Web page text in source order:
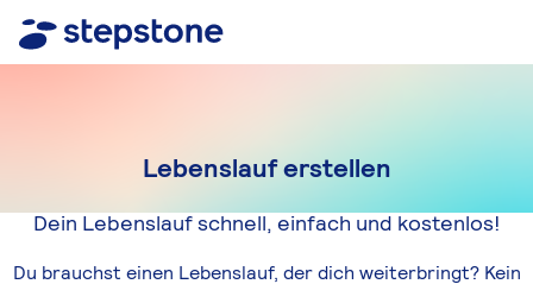
Lebenslauf erstellen
Dein Lebenslauf schnell, einfach und kostenlos!
Du brauchst einen Lebenslauf, der dich weiterbringt? Kein